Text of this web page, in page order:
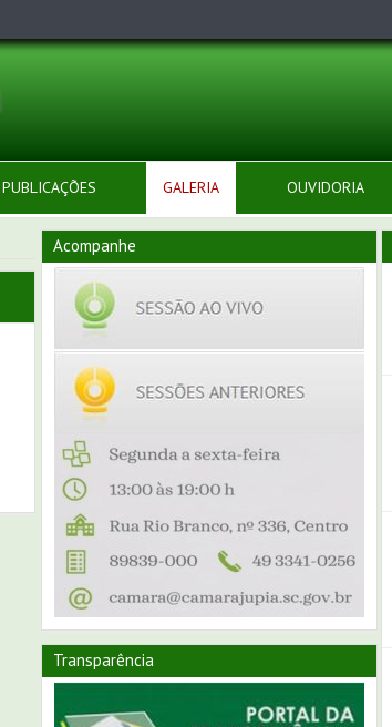
PUBLICAÇÕES GALERIA OUVIDORIA
Acompanhe
Transparência